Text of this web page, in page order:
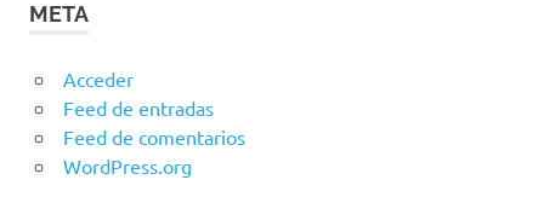
META
Acceder
Feed de entradas
Feed de comentarios
WordPress.org